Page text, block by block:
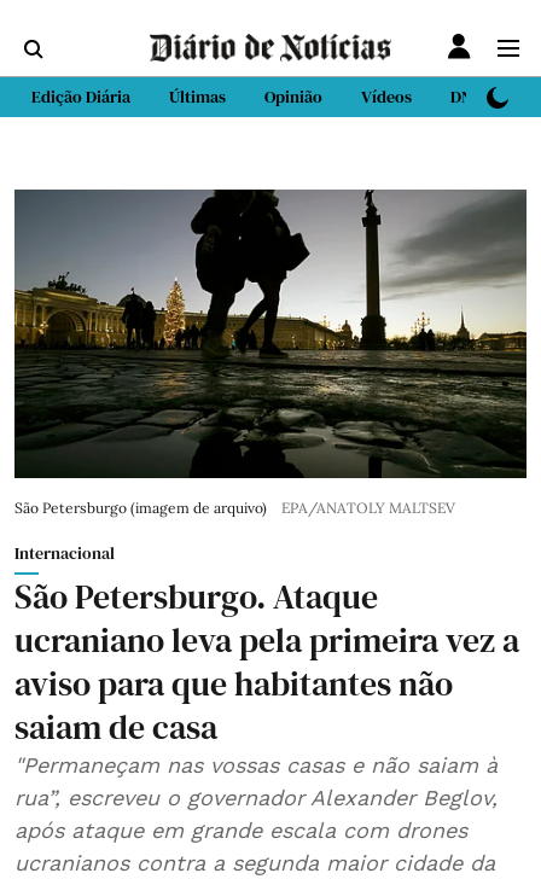
Edição Diária Últimas Opinião Vídeos DN Sport
São Petersburgo (imagem de arquivo) EPA/ANATOLY MALTSEV
Internacional
São Petersburgo. Ataque
ucraniano leva pela primeira vez a
aviso para que habitantes não
saiam de casa
"Permaneçam nas vossas casas e não saiam à
rua”, escreveu o governador Alexander Beglov,
após ataque em grande escala com drones
ucranianos contra a segunda maior cidade da